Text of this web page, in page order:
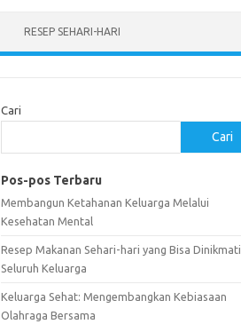
RESEP SEHARI-HARI
Cari
Cari
Pos-pos Terbaru
Membangun Ketahanan Keluarga Melalui
Kesehatan Mental
Resep Makanan Sehari-hari yang Bisa Dinikmati
Seluruh Keluarga
Keluarga Sehat: Mengembangkan Kebiasaan
Olahraga Bersama